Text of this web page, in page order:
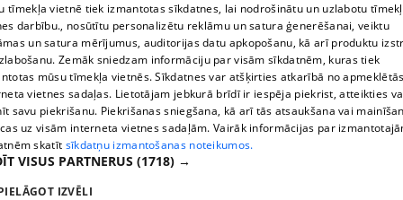
tīmekļa vietnē tiek izmantotas sīkdatnes, lai nodrošinātu un uzlabotu
darbību., nosūtītu personalizētu reklāmu un satura ģenerēšanai, veiktu
un satura mērījumus, auditorijas datu apkopošanu, kā arī produktu
Zemāk sniedzam informāciju par visām sīkdatnēm, kuras tiek
mūsu tīmekļa vietnēs. Sīkdatnes var atšķirties atkarībā no
vietnes sadaļas. Lietotājam jebkurā brīdī ir iespēja piekrist, atteikties
savu piekrišanu. Piekrišanas sniegšana, kā arī tās atsaukšana vai
uz visām interneta vietnes sadaļām. Vairāk informācijas par
skatīt sīkdatņu izmantošanas noteikumos.
VISUS PARTNERUS (1718) →
IZVĒLI